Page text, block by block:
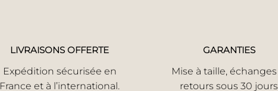
LIVRAISONS OFFERTE
Expédition sécurisée en
France et à l’international.
GARANTIES
Mise à taille,
retours sous 30